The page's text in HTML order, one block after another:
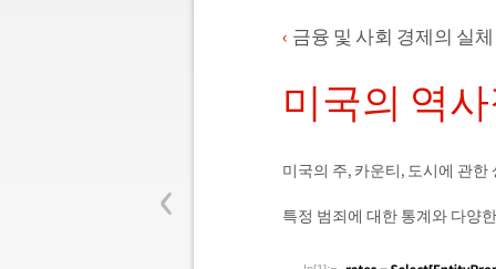
‹
금융 및 사회 경제의 실체
미국의 역
미국의 주, 카운티, 도시에 관
특정 범죄에 대한 통계와 다양